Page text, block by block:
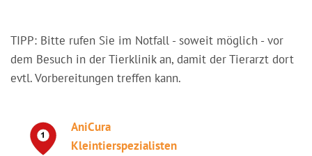
TIPP: Bitte rufen Sie im Notfall - soweit möglich - vor
dem Besuch in der Tierklinik an, damit der Tierarzt dort
evtl. Vorbereitungen treffen kann.
AniCura
Kleintierspezialisten